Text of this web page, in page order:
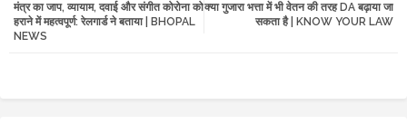
tte ats
क्या गुजारा भत्ता में भी वेतन की तरह DA बढ़ाया जा
सकता है | KNOW YOUR LAW
मंत्र का जाप, व्यायाम, दवाई और संगीत कोरोना को
हराने में महत्वपूर्ण: रेलगार्ड ने बताया | BHOPAL
NEWS